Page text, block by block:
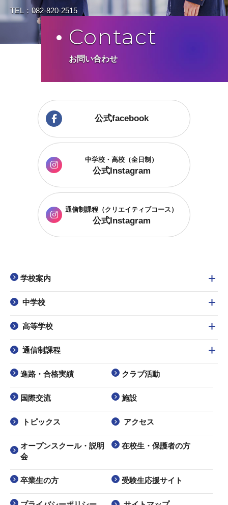
TEL：082-820-2515
Contact
お問い合わせ
公式facebook
中学校・高校（全日制）
公式Instagram
通信制課程 （クリエイティブコース）
公式Instagram
学校案内
中学校
高等学校
通信制課程
進路・合格実績 クラブ活動
国際交流 施設
トピックス アクセス
オープンスクール・説明
会
在校生・保護者の方
卒業生の方 受験生応援サイト